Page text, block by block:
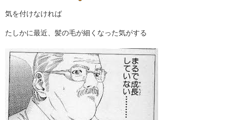
気を付けなければ
たしかに最近、髪の毛が細くなった気がする